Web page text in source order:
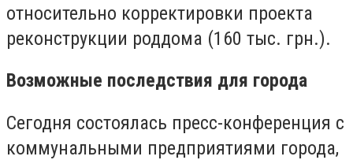
относительно корректировки проекта
реконструкции роддома (160 тыс. грн.).
Возможные последствия для города
Сегодня состоялась пресс-конференция с
коммунальными предприятиями города,